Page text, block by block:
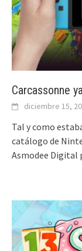
Carcassonne
diciembre 15,
Tal y como
catálogo de
Asmodee Digital